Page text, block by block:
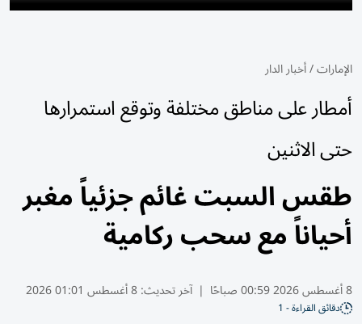
الإمارات/أخبار الدار
أمطار على مناطق مختلفة وتوقع استمرارها
حتى الاثنين
طقس السبت غائم جزئياً مغبر
أحياناً مع سحب ركامية
8 أغسطس 2026 00:59 صباحًا | آخر تحديث:8 أغسطس 01:01 2026
دقائق القراءة - 1